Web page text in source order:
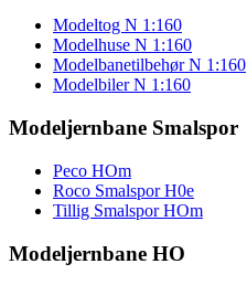
Modeltog N 1:160
Modelhuse N 1:160
Modelbanetilbehør N 1:160
Modelbiler N 1:160
Modeljernbane Smalspor
Peco HOm
Roco Smalspor H0e
Tillig Smalspor HOm
Modeljernbane HO